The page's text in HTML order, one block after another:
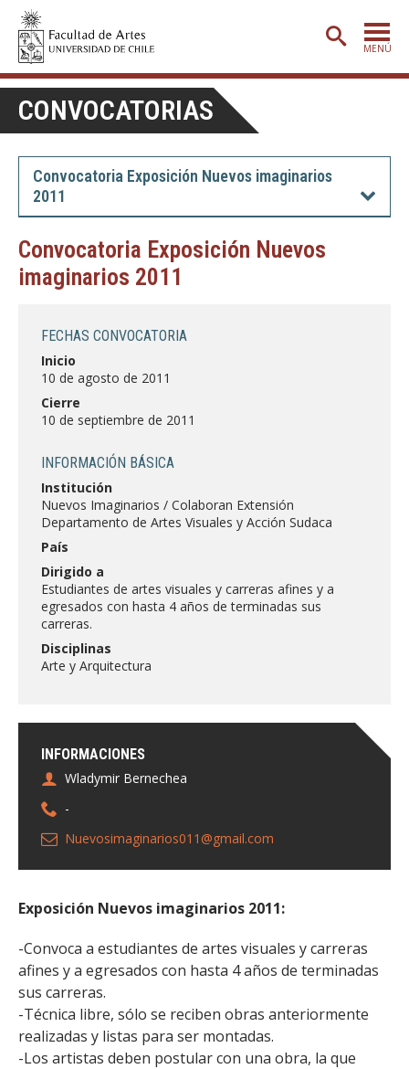
MENÚ
PORTADA
ADMISIÓN
ETAPA BÁSICA
POSTGRADO
EXTENSIÓN
BIBLIOTECA
DEPARTAMENTOS
FACULTAD
Estudiantes
Académicas/os Egresadas/os
CONVOCATORIAS
Convocatoria Exposición Nuevos imaginarios
2011
Convocatoria Exposición Nuevos
imaginarios 2011
INFORMACIONES
Wladymir Bernechea
-
Nuevosimaginarios011@gmail.com
FECHAS CONVOCATORIA
Inicio
10 de agosto de 2011
Cierre
10 de septiembre de 2011
INFORMACIÓN BÁSICA
Institución
Nuevos Imaginarios / Colaboran Extensión
Departamento de Artes Visuales y Acción Sudaca
País
Dirigido a
Estudiantes de artes visuales y carreras afines y a
egresados con hasta 4 años de terminadas sus
carreras.
Disciplinas
Arte y Arquitectura
Exposición Nuevos imaginarios 2011:
-Convoca a estudiantes de artes visuales y carreras
afines y a egresados con hasta 4 años de terminadas
sus carreras.
-Técnica libre, sólo se reciben obras anteriormente
realizadas y listas para ser montadas.
-Los artistas deben postular con una obra, la que